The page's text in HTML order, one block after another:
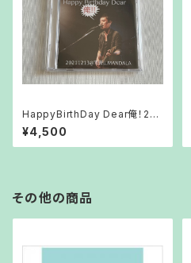
HappyBirthDay Dear俺！202
1 DVD&CD
¥4,500
その他の商品